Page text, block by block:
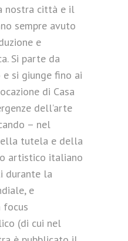
nostra città e il
sempre avuto
e
Si parte da
e si giunge fino ai
di Casa
dell’arte
– nel
tutela e della
artistico italiano
durante la
e
focus
(di cui nel